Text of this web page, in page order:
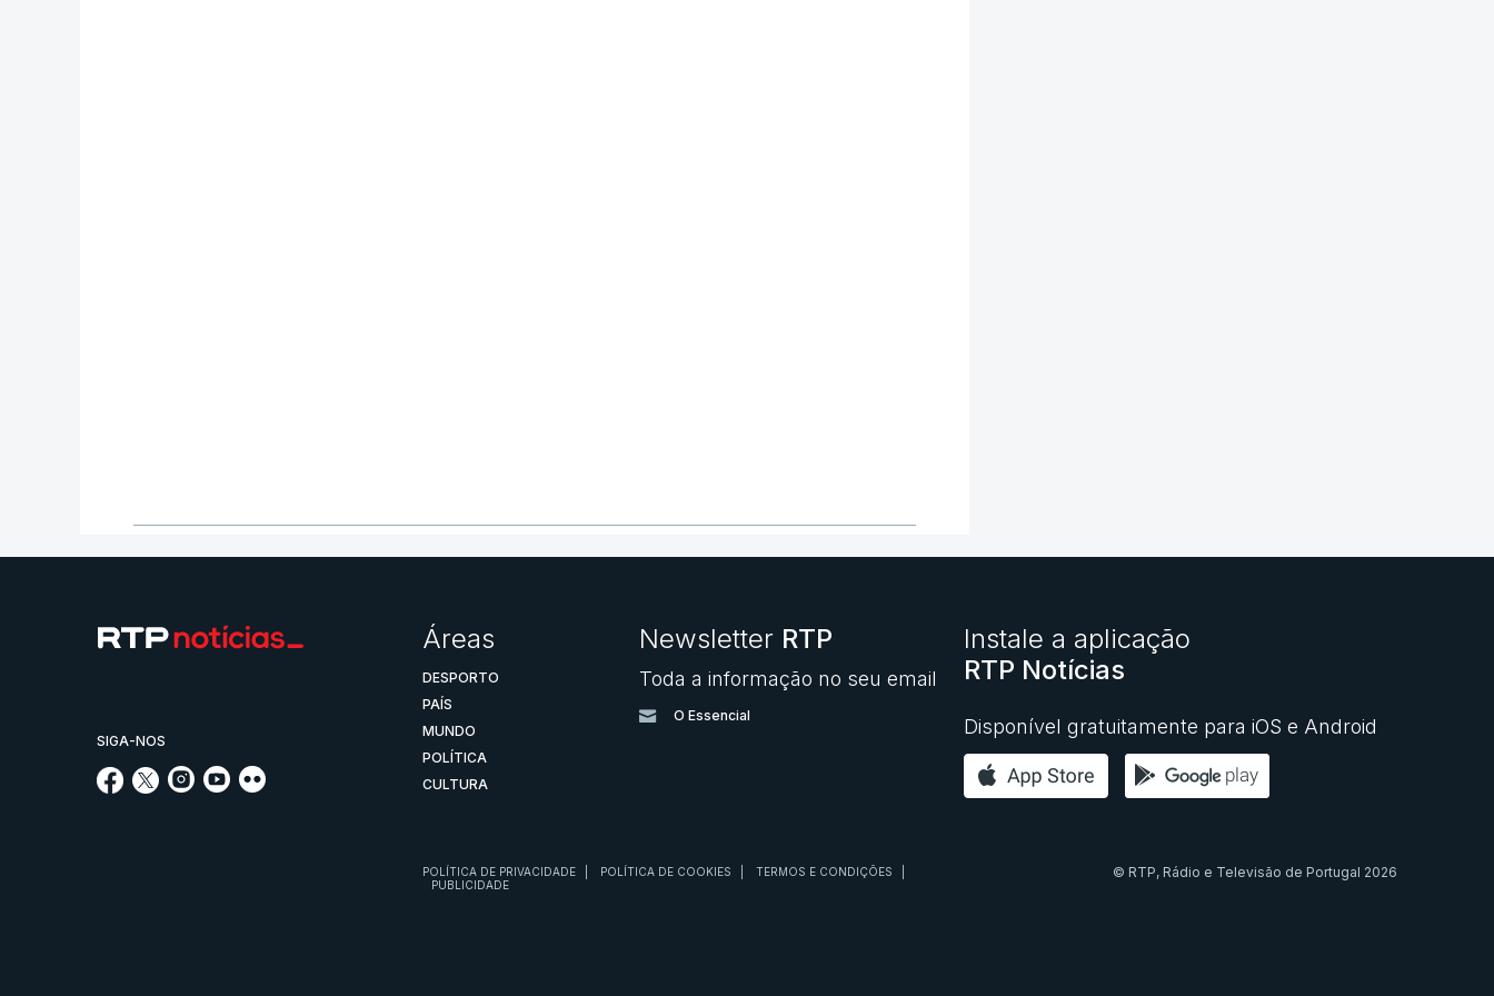
SIGA-NOS
Áreas
DESPORTO
PAÍS
MUNDO
POLÍTICA
CULTURA
Newsletter RTP
Toda a informação no seu email
O Essencial
Instale a aplicação
RTP Notícias
Disponível gratuitamente para iOS e Android
POLÍTICA DE PRIVACIDADE POLÍTICA DE COOKIES TERMOS E CONDIÇÕES
PUBLICIDADE
© RTP, Rádio e Televisão de Portugal 2026